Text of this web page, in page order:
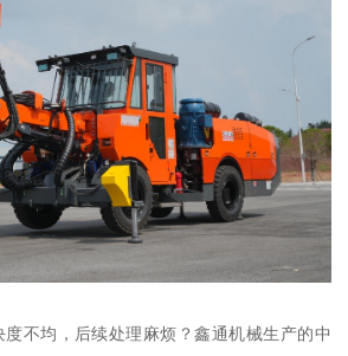
不均，后续处理麻烦？鑫通机械生产的中